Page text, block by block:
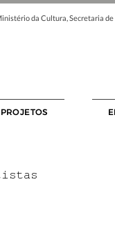
da Cultura, Secretaria
PROJETOS